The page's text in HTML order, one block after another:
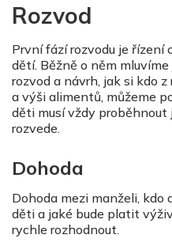
Rozvod
První fází rozvodu je řízení
dětí. Běžně o něm mluvíme
rozvod a návrh, jak si kdo
a výši alimentů, můžeme
děti musí vždy proběhnout
rozvede.
Dohoda
Dohoda mezi manželi, kdo
děti a jaké bude platit
rychle rozhodnout.